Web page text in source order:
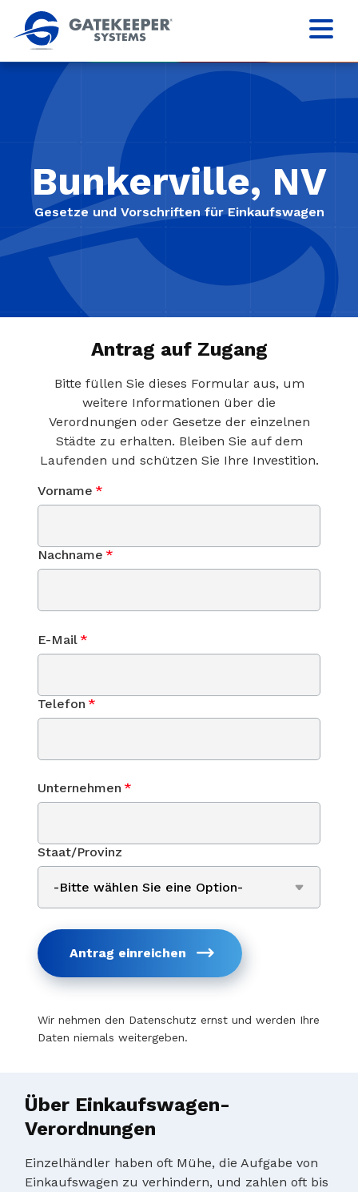
Bunkerville, NV
Gesetze und Vorschriften für Einkaufswagen
Antrag auf Zugang
Bitte füllen Sie dieses Formular aus, um
weitere Informationen über die
Verordnungen oder Gesetze der einzelnen
Städte zu erhalten. Bleiben Sie auf dem
Laufenden und schützen Sie Ihre Investition.
Vorname *
Nachname *
E-Mail *
Telefon *
Unternehmen *
Staat/Provinz
Antrag einreichen
Wir nehmen den Datenschutz ernst und werden Ihre
Daten niemals weitergeben.
Über Einkaufswagen-
Verordnungen
Einzelhändler haben oft Mühe, die Aufgabe von
Einkaufswagen zu verhindern, und zahlen oft bis